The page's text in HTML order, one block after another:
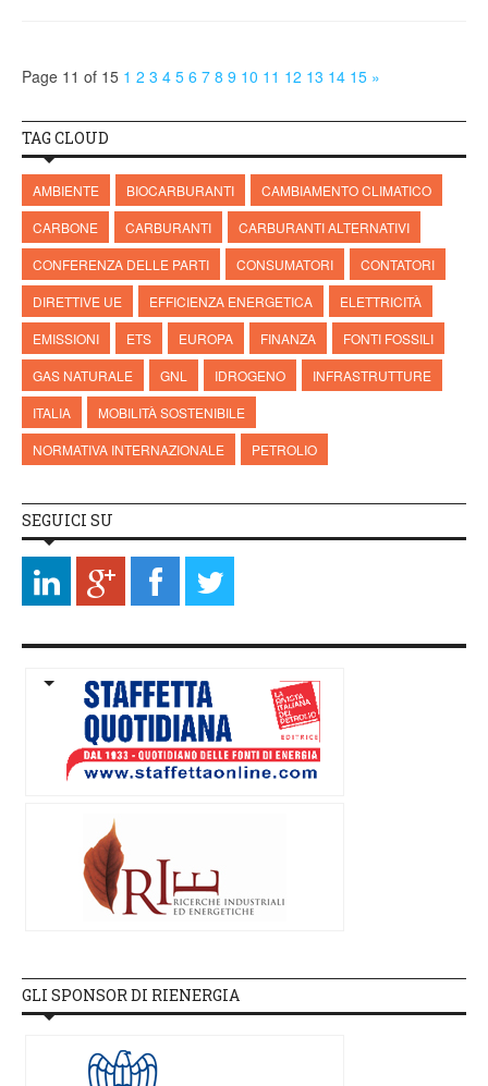
Page 11 of 15 1 2 3 4 5 6 7 8 9 10 11 12 13 14 15 »
TAG CLOUD
AMBIENTE BIOCARBURANTI
CAMBIAMENTO CLIMATICO
CARBONE
CARBURANTI
CARBURANTI ALTERNATIVI
CONFERENZA DELLE PARTI
CONSUMATORI
CONTATORI
DIRETTIVE UE
EFFICIENZA ENERGETICA
ELETTRICITÀ
EMISSIONI
ETS EUROPA FINANZA
FONTI FOSSILI
GAS NATURALE
GNL IDROGENO
INFRASTRUTTURE
ITALIA
MOBILITÀ SOSTENIBILE
NORMATIVA INTERNAZIONALE
PETROLIO
SEGUICI SU
GLI SPONSOR DI RIENERGIA